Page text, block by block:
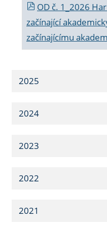
OD č. 1_2026
začínající
začínajícímu
2025
2024
2023
2022
2021